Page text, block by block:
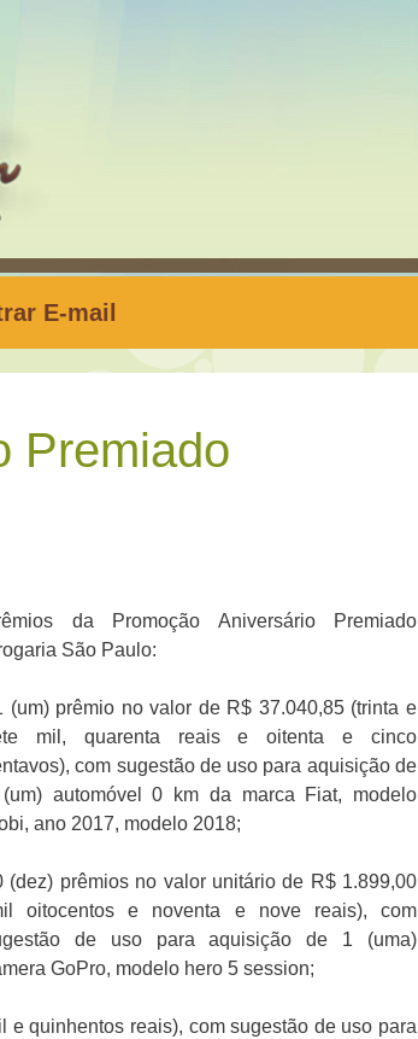
E-mail
Premiado
da Promoção Aniversário Premiado
São Paulo:
(um) prêmio no valor de R$ 37.040,85 (trinta e
mil, quarenta reais e oitenta e cinco
com sugestão de uso para aquisição de
automóvel 0 km da marca Fiat, modelo
ano 2017, modelo 2018;
(dez) prêmios no valor unitário de R$ 1.899,00
oitocentos e noventa e nove reais), com
de uso para aquisição de 1 (uma)
GoPro, modelo hero 5 session;
quinhentos reais), com sugestão de uso para